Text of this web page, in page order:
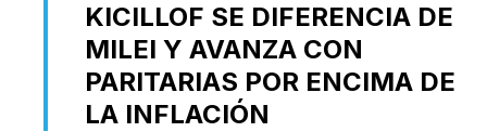
KICILLOF SE DIFERENCIA DE
MILEI Y AVANZA CON
PARITARIAS POR ENCIMA DE
LA INFLACIÓN